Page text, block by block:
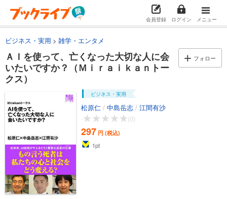
会員登録 ログイン メニュー
ビジネス・実用 雑学・エンタメ
ＡＩを使って、亡くなった大切な人に会
いたいですか？（Ｍｉｒａｉｋａｎトー
クス）
フォロー
ビジネス・実用
松原仁 / 中島岳志 / 江間有沙
-
(0)
297 円 (税込)
1pt